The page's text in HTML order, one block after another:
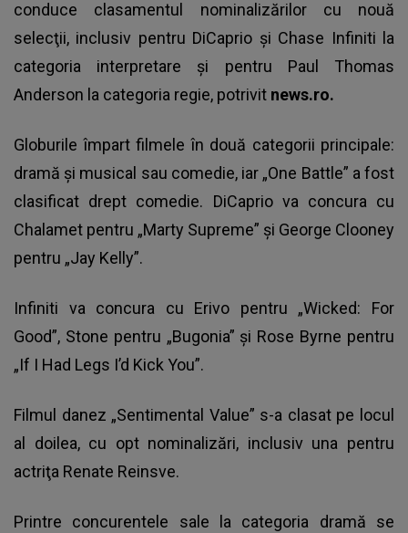
conduce clasamentul nominalizărilor cu nouă
selecţii, inclusiv pentru DiCaprio şi Chase Infiniti la
categoria interpretare şi pentru Paul Thomas
Anderson la categoria regie, potrivit news.ro.
Globurile împart filmele în două categorii principale:
dramă şi musical sau comedie, iar „One Battle” a fost
clasificat drept comedie. DiCaprio va concura cu
Chalamet pentru „Marty Supreme” şi George Clooney
pentru „Jay Kelly”.
Infiniti va concura cu Erivo pentru „Wicked: For
Good”, Stone pentru „Bugonia” şi Rose Byrne pentru
„If I Had Legs I’d Kick You”.
Filmul danez „Sentimental Value” s-a clasat pe locul
al doilea, cu opt nominalizări, inclusiv una pentru
actriţa Renate Reinsve.
Printre concurentele sale la categoria dramă se